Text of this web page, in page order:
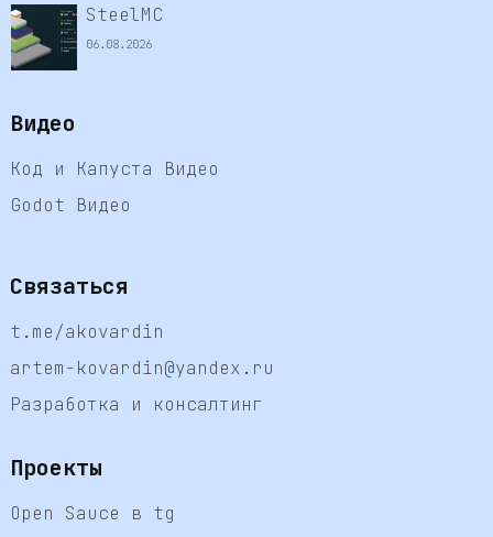
SteelMC
06.08.2026
Видео
Код и Капуста Видео
Godot Видео
Связаться
t.me/akovardin
artem-kovardin@yandex.ru
Разработка и консалтинг
Проекты
Open Sauce в tg